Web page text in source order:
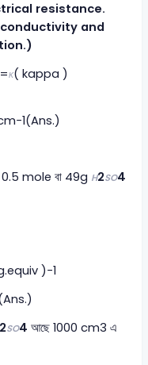
resistance.
and
κ( kappa )
0.5 mole বা 49g H2SO4
)−1
2SO4 আছে 1000 cm3 এ